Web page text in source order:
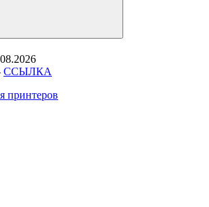
ССЫЛКА
принтеров